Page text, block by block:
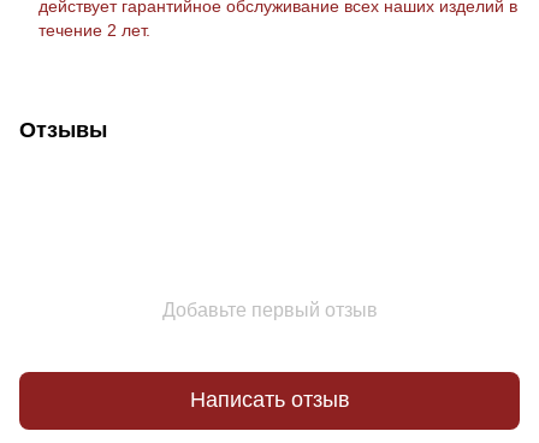
действует гарантийное обслуживание всех наших изделий в
течение 2 лет.
Отзывы
Добавьте первый отзыв
Написать отзыв